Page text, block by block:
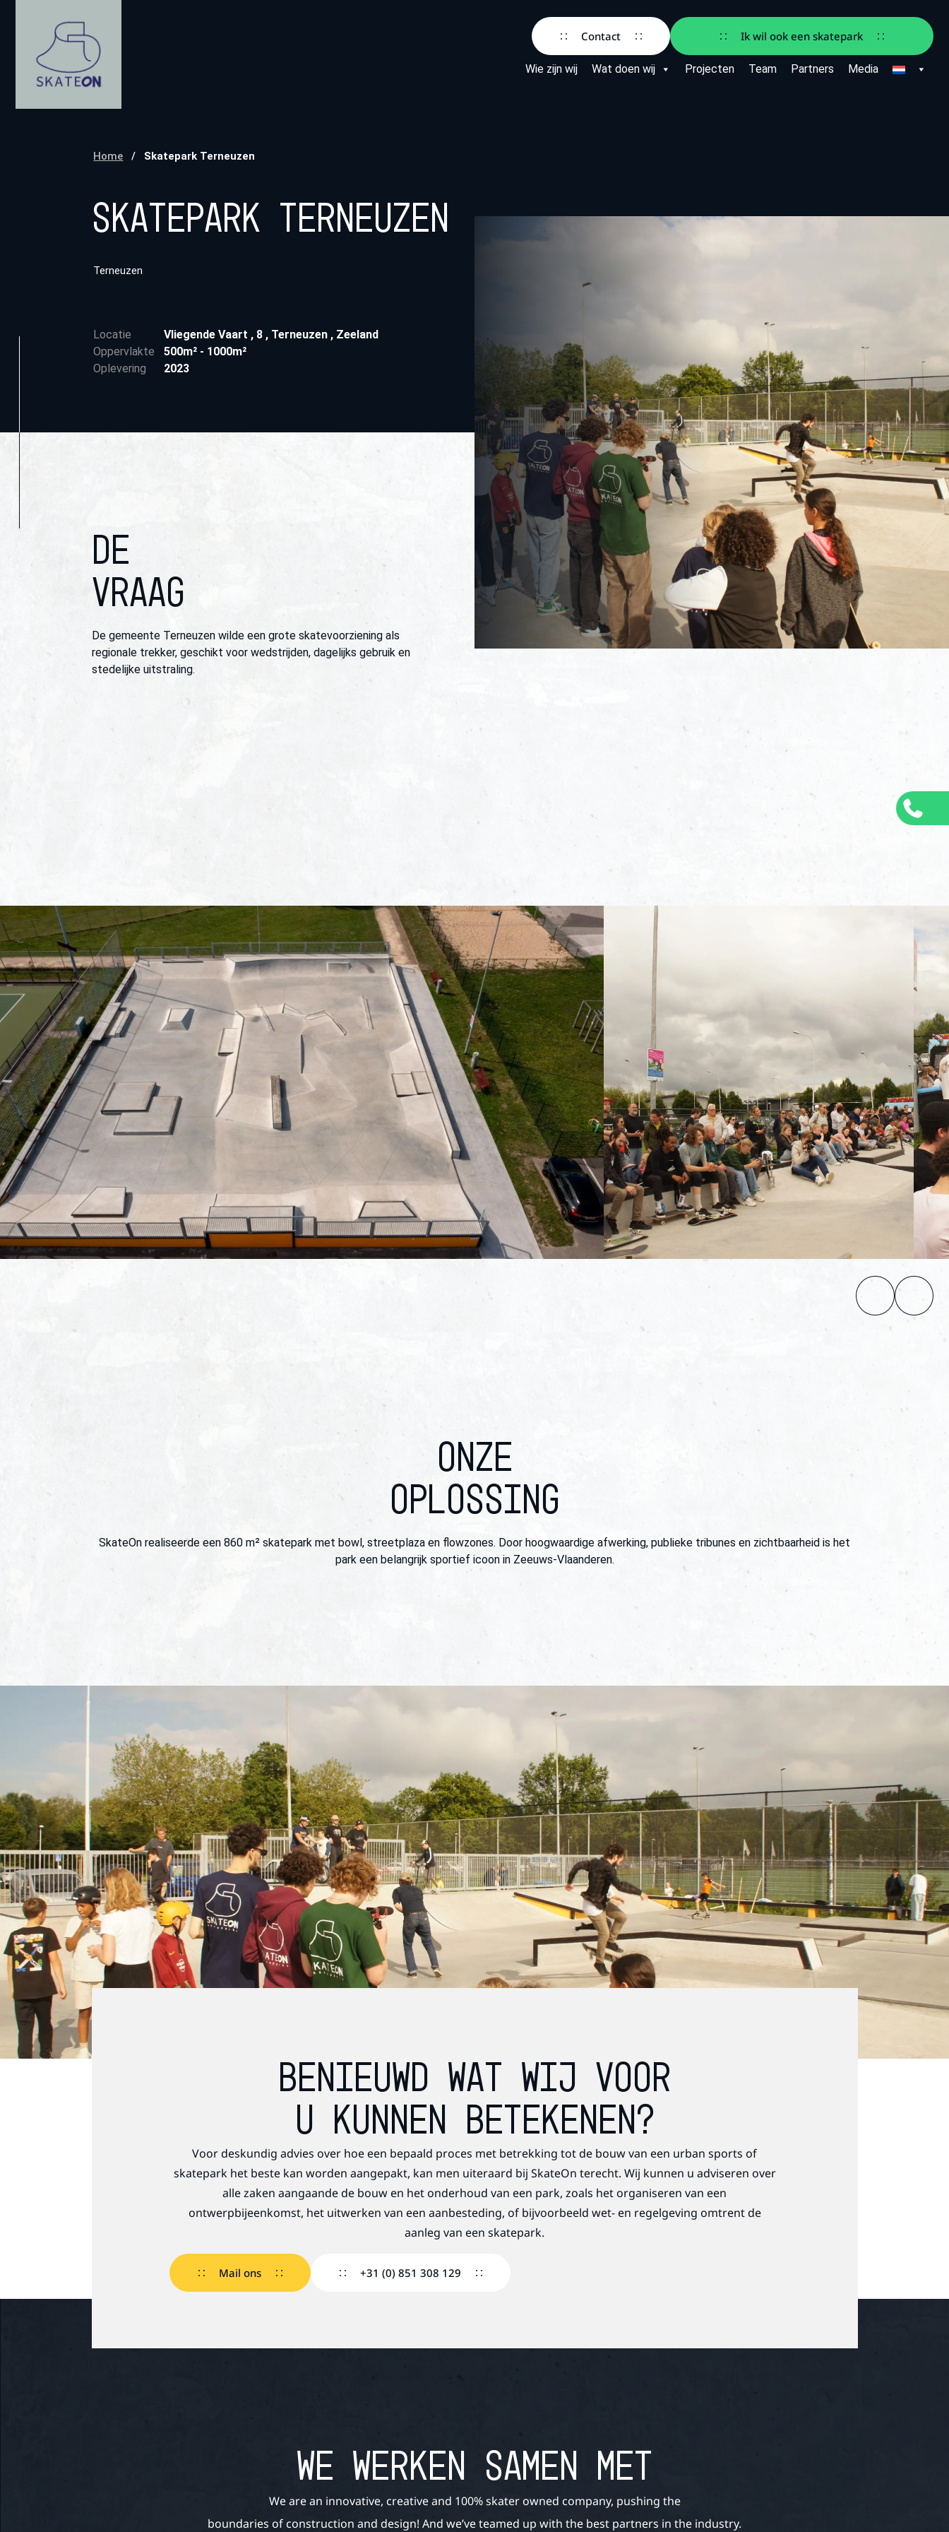
Contact Ik wil ook een skatepark
Wie zijn wij Wat doen wij Projecten Team Partners Media
Home / Skatepark Terneuzen
Skatepark Terneuzen
Terneuzen
Locatie Vliegende Vaart , 8 , Terneuzen , Zeeland
Oppervlakte
500m² - 1000m²
Oplevering
2023
DE
VRAAG
De gemeente Terneuzen wilde een grote skatevoorziening als
regionale trekker, geschikt voor wedstrijden, dagelijks gebruik en
stedelijke uitstraling.
ONZE
OPLOSSING
SkateOn realiseerde een 860 m² skatepark met bowl, streetplaza en flowzones. Door hoogwaardige afwerking, publieke tribunes en zichtbaarheid is het
park een belangrijk sportief icoon in Zeeuws-Vlaanderen.
BENIEUWD WAT WIJ VOOR
U KUNNEN BETEKENEN?
Voor deskundig advies over hoe een bepaald proces met betrekking tot de bouw van een urban sports of
skatepark het beste kan worden aangepakt, kan men uiteraard bij SkateOn terecht. Wij kunnen u adviseren over
alle zaken aangaande de bouw en het onderhoud van een park, zoals het organiseren van een
ontwerpbijeenkomst, het uitwerken van een aanbesteding, of bijvoorbeeld wet- en regelgeving omtrent de
aanleg van een skatepark.
Mail ons +31 (0) 851 308 129
WE WERKEN SAMEN MET
We are an innovative, creative and 100% skater owned company, pushing the
boundaries of construction and design! And we’ve teamed up with the best partners in the industry.